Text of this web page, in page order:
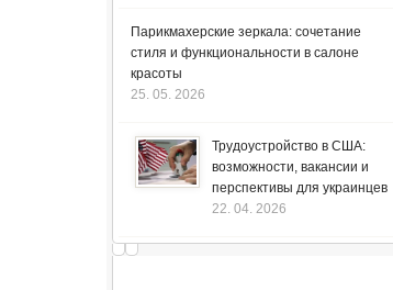
Парикмахерские зеркала: сочетание
стиля и функциональности в салоне
красоты
25. 05. 2026
Трудоустройство в США:
возможности, вакансии и
перспективы для украинцев
22. 04. 2026